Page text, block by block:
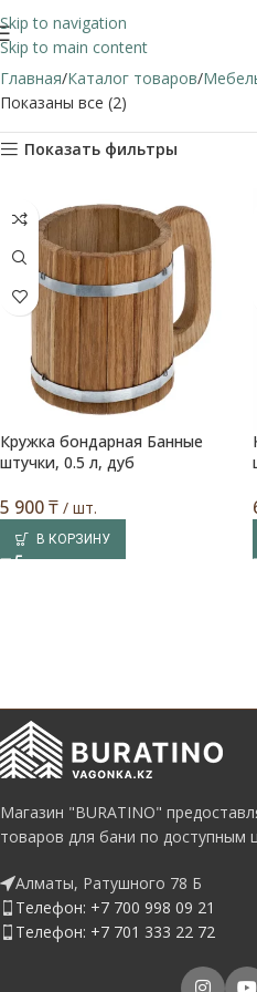
Skip to navigation
Skip to main content
Главная Каталог товаров
Показаны все (2)
Показать фильтры
Кружка бондарная Банные
штучки, 0.5 л, дуб
5 900₸ / шт.
В КОРЗИНУ
Магазин "BURATINO"
товаров для бани по доступным
Алматы, Ратушного 78 Б
Телефон: +7 700 998 09 21
Телефон: +7 701 333 22 72